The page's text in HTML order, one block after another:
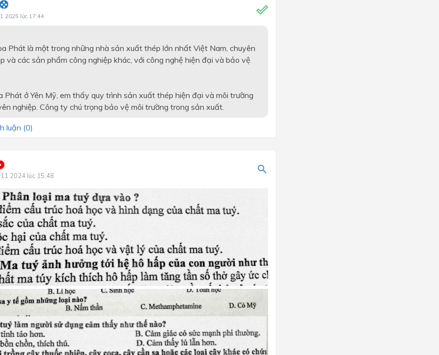
2025 lúc 17:44
Phát là một trong những nhà sản xuất thép lớn nhất Việt Nam, chuyên
và các sản phẩm công nghiệp khác, với công nghệ hiện đại và bảo vệ
Phát ở Yên Mỹ, em thấy quy trình sản xuất thép hiện đại và môi trường
nghiệp. Công ty chú trọng bảo vệ môi trường trong sản xuất.
luận (0)
2024 lúc 15:48